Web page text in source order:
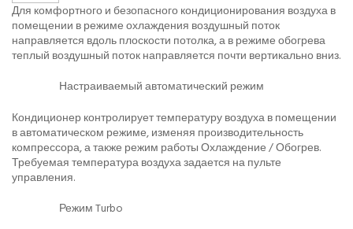
Для комфортного и безопасного кондиционирования воздуха в
помещении в режиме охлаждения воздушный поток
направляется вдоль плоскости потолка, а в режиме обогрева
теплый воздушный поток направляется почти вертикально вниз.
Настраиваемый автоматический режим
Кондиционер контролирует температуру воздуха в помещении
в автоматическом режиме, изменяя производительность
компрессора, а также режим работы Охлаждение / Обогрев.
Требуемая температура воздуха задается на пульте
управления.
Режим Turbo